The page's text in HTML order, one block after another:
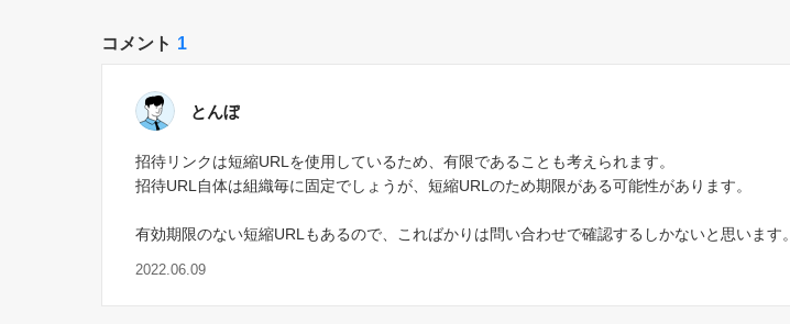
コメント 1
とんぼ
招待リンクは短縮URLを使用しているため、有限であることも考えられます。
招待URL自体は組織毎に固定でしょうが、短縮URLのため期限がある可能性があります。
有効期限のない短縮URLもあるので、こればかりは問い合わせで確認するしかないと思います。
2022.06.09